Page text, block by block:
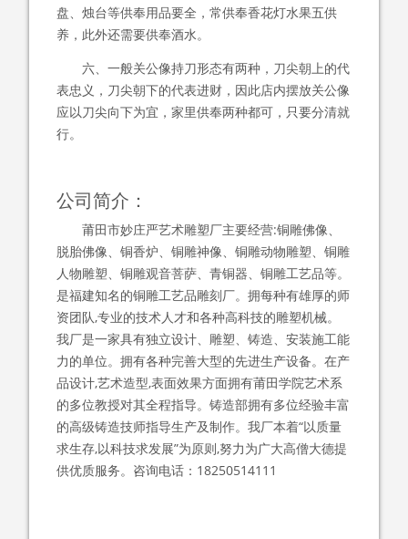
盘、烛台等供奉用品要全，常供奉香花灯水果五供
养，此外还需要供奉酒水。
六、一般关公像持刀形态有两种，刀尖朝上的代
表忠义，刀尖朝下的代表进财，因此店内摆放关公像
应以刀尖向下为宜，家里供奉两种都可，只要分清就
行。
公司简介：
莆田市妙庄严艺术雕塑厂主要经营:铜雕佛像、
脱胎佛像、铜香炉、铜雕神像、铜雕动物雕塑、铜雕
人物雕塑、铜雕观音菩萨、青铜器、铜雕工艺品等。
是福建知名的铜雕工艺品雕刻厂。拥每种有雄厚的师
资团队,专业的技术人才和各种高科技的雕塑机械。
我厂是一家具有独立设计、雕塑、铸造、安装施工能
力的单位。拥有各种完善大型的先进生产设备。在产
品设计,艺术造型,表面效果方面拥有莆田学院艺术系
的多位教授对其全程指导。铸造部拥有多位经验丰富
的高级铸造技师指导生产及制作。我厂本着“以质量
求生存,以科技求发展”为原则,努力为广大高僧大德提
供优质服务。咨询电话：18250514111